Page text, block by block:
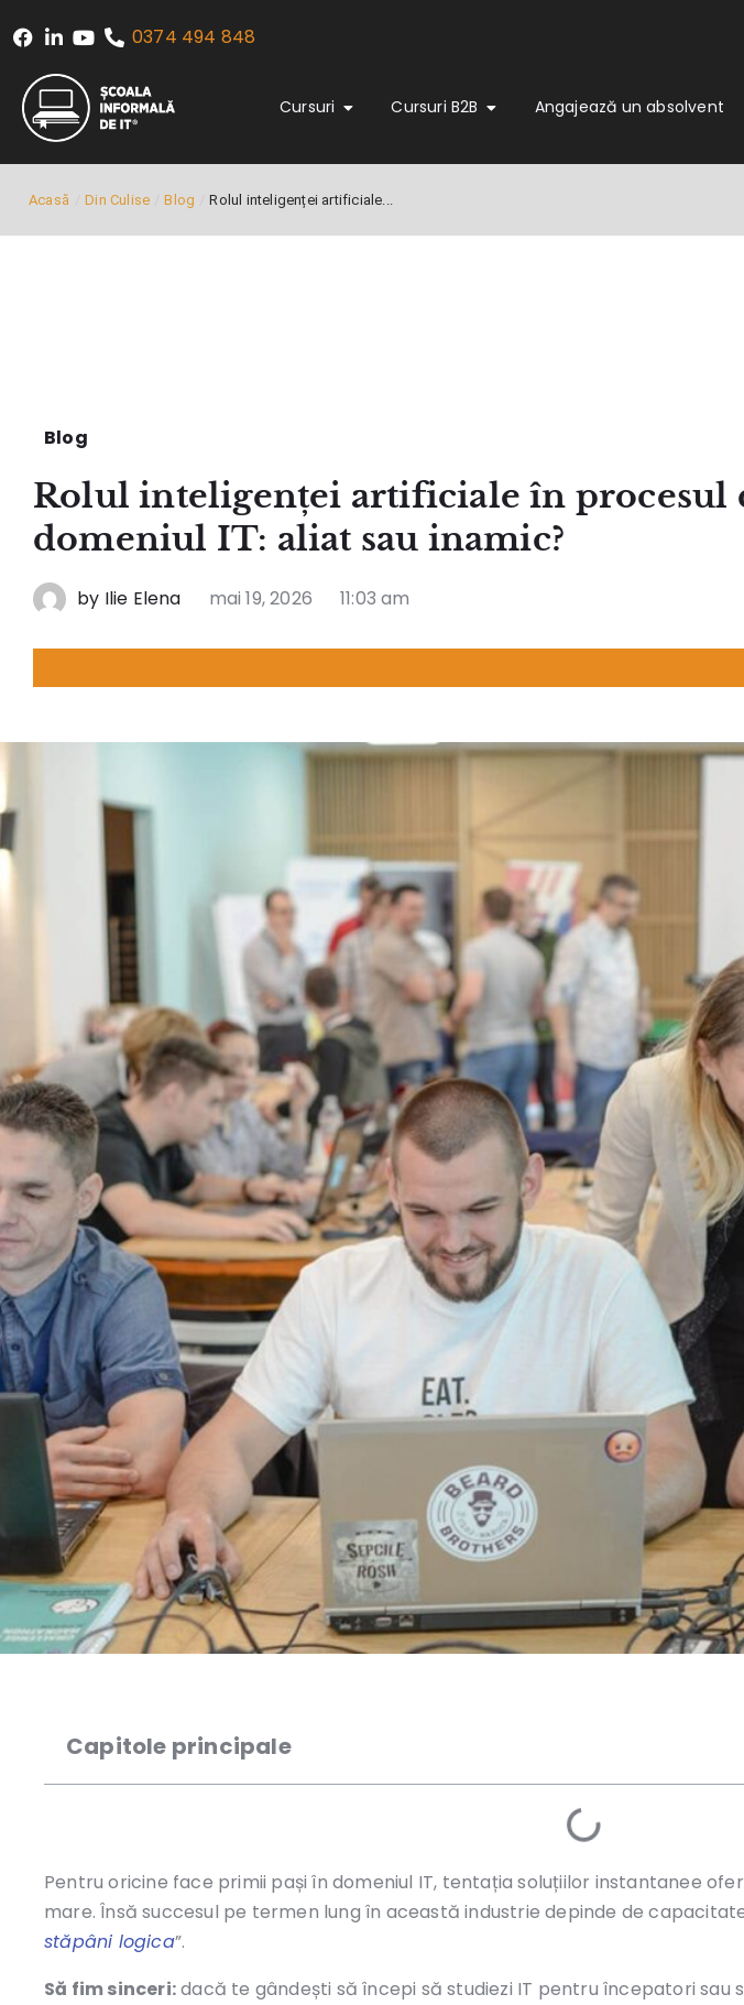
0374 494 848
Cursuri Cursuri B2B Angajează un absolvent
Acasă Din Culise Blog Rolul inteligenței artificiale...
Blog
Rolul inteligenței artificiale în procesul
domeniul IT: aliat sau inamic?
by Ilie Elena mai 19, 2026 11:03 am
Capitole principale
Pentru oricine face primii pași în domeniul IT, tentația soluțiilor instantanee
mare. Însă succesul pe termen lung în această industrie depinde de
stăpâni logica”.
Să fim sinceri:dacă te gândești să începi să studiezi IT pentru începatori sau